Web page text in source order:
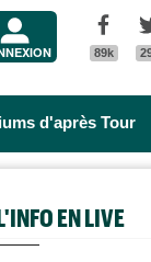
89k
d'après Tour
EN LIVE